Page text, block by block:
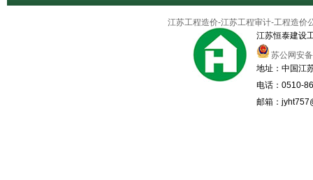
江苏工程造价-江苏工程审计-工程造价
江苏恒泰建设
苏公网安
地址：中国江
电话：0510-
邮箱：